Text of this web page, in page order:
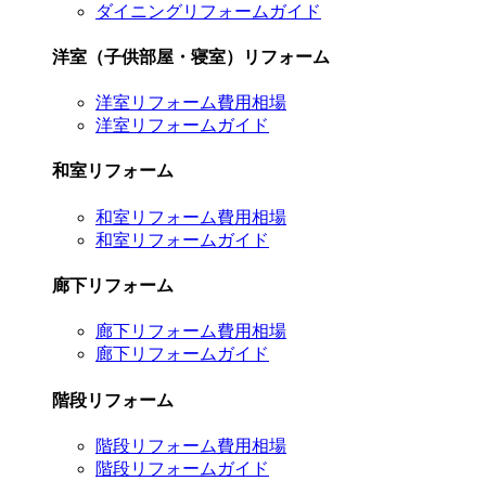
ダイニングリフォームガイド
洋室（子供部屋・寝室）リフォーム
洋室リフォーム費用相場
洋室リフォームガイド
和室リフォーム
和室リフォーム費用相場
和室リフォームガイド
廊下リフォーム
廊下リフォーム費用相場
廊下リフォームガイド
階段リフォーム
階段リフォーム費用相場
階段リフォームガイド